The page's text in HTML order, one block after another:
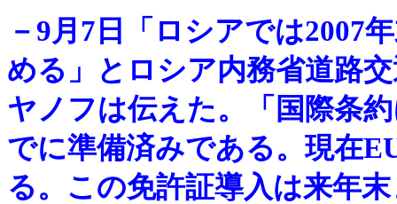
－ 9月7日「ロシアでは2007
める」とロシア内務省道路
ヤノフは伝えた。「国際条
でに準備済みである。現在
る。この免許証導入は来年